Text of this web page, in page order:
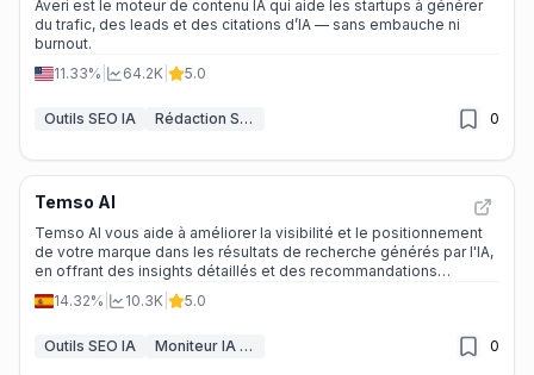
Averi est le moteur de contenu IA qui aide les startups à générer
du trafic, des leads et des citations d’IA — sans embauche ni
burnout.
11.33%
64.2K 5.0
Outils SEO IA Rédaction SEO IA 0
Temso AI
Temso AI vous aide à améliorer la visibilité et le positionnement
de votre marque dans les résultats de recherche générés par l'IA,
en offrant des insights détaillés et des recommandations
personnalisées.
14.32% 10.3K 5.0
Outils SEO IA Moniteur IA & Générateur de Rapports 0